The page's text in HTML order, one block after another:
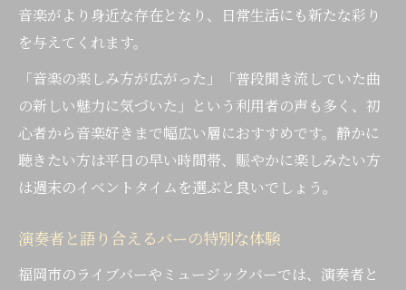
音楽がより身近な存在となり、日常生活にも新たな彩り
を与えてくれます。
「音楽の楽しみ方が広がった」「普段聞き流していた曲
の新しい魅力に気づいた」という利用者の声も多く、初
心者から音楽好きまで幅広い層におすすめです。静かに
聴きたい方は平日の早い時間帯、賑やかに楽しみたい方
は週末のイベントタイムを選ぶと良いでしょう。
演奏者と語り合えるバーの特別な体験
福岡市のライブバーやミュージックバーでは、演奏者と